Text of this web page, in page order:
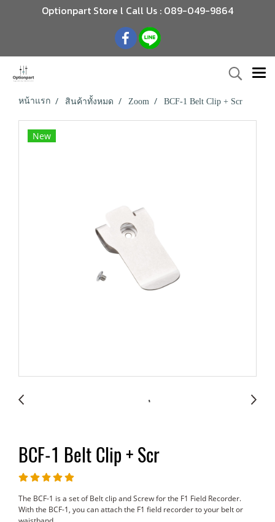
Optionpart Store l Call Us : 089-049-9864
หน้าแรก สินค้าทั้งหมด Zoom BCF-1 Belt Clip + Scr
New
BCF-1 Belt Clip + Scr
The BCF-1 is a set of Belt clip and Screw for the F1 Field Recorder.
With the BCF-1, you can attach the F1 field recorder to your belt or